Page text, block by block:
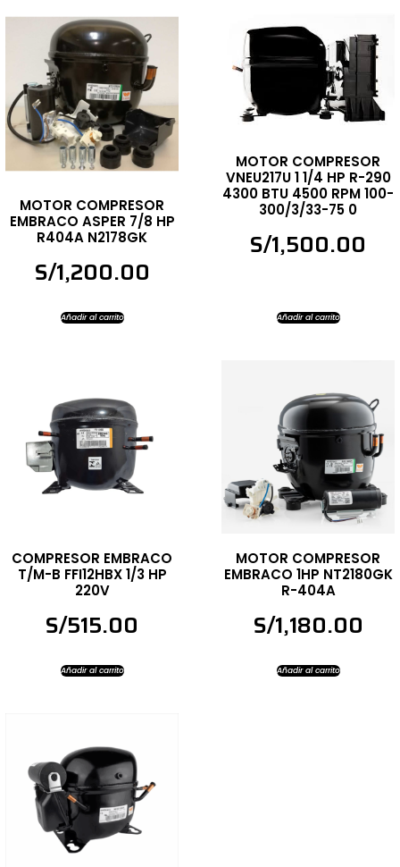
MOTOR COMPRESOR
EMBRACO ASPER 7/8 HP
R404A N2178GK
S/1,200.00
Añadir al carrito
MOTOR COMPRESOR
VNEU217U 1 1/4 HP R-290
4300 BTU 4500 RPM 100-
300/3/33-75 0
S/1,500.00
Añadir al carrito
COMPRESOR EMBRACO
T/M-B FFI12HBX 1/3 HP
220V
S/515.00
Añadir al carrito
MOTOR COMPRESOR
EMBRACO 1HP NT2180GK
R-404A
S/1,180.00
Añadir al carrito